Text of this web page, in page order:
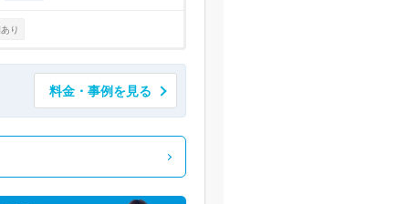
り
料金・事例を見る